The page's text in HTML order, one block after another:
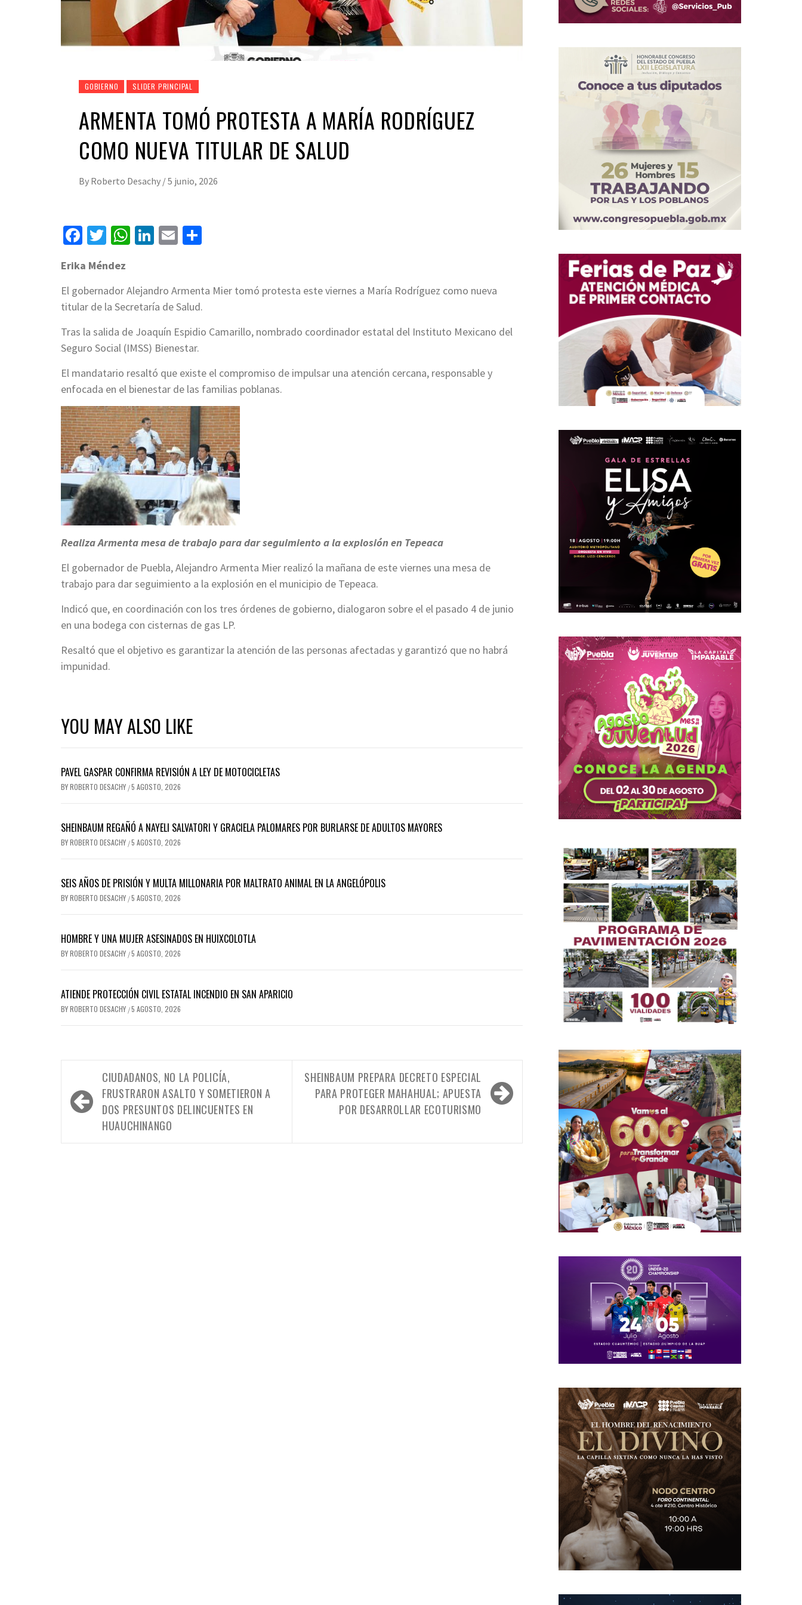
GOBIERNO SLIDER PRINCIPAL
ARMENTA TOMÓ PROTESTA A MARÍA RODRÍGUEZ
COMO NUEVA TITULAR DE SALUD
By Roberto Desachy /5 junio, 2026
Facebook
Twitter
WhatsApp
LinkedIn
Email
Erika Méndez
El gobernador Alejandro Armenta Mier tomó protesta este viernes a María Rodríguez como nueva
titular de la Secretaría de Salud.
Tras la salida de Joaquín Espidio Camarillo, nombrado coordinador estatal del Instituto Mexicano del
Seguro Social (IMSS) Bienestar.
El mandatario resaltó que existe el compromiso de impulsar una atención cercana, responsable y
enfocada en el bienestar de las familias poblanas.
Realiza Armenta mesa de trabajo para dar seguimiento a la explosión en Tepeaca
El gobernador de Puebla, Alejandro Armenta Mier realizó la mañana de este viernes una mesa de
trabajo para dar seguimiento a la explosión en el municipio de Tepeaca.
Indicó que, en coordinación con los tres órdenes de gobierno, dialogaron sobre el el pasado 4 de junio
en una bodega con cisternas de gas LP.
Resaltó que el objetivo es garantizar la atención de las personas afectadas y garantizó que no habrá
impunidad.
YOU MAY ALSO LIKE
PAVEL GASPAR CONFIRMA REVISIÓN A LEY DE MOTOCICLETAS
BYROBERTO DESACHY /5 AGOSTO, 2026
SHEINBAUM REGAÑÓ A NAYELI SALVATORI Y GRACIELA PALOMARES POR BURLARSE DE ADULTOS MAYORES
BYROBERTO DESACHY /5 AGOSTO, 2026
SEIS AÑOS DE PRISIÓN Y MULTA MILLONARIA POR MALTRATO ANIMAL EN LA ANGELÓPOLIS
BYROBERTO DESACHY /5 AGOSTO, 2026
HOMBRE Y UNA MUJER ASESINADOS EN HUIXCOLOTLA
BYROBERTO DESACHY /5 AGOSTO, 2026
ATIENDE PROTECCIÓN CIVIL ESTATAL INCENDIO EN SAN APARICIO
BYROBERTO DESACHY /5 AGOSTO, 2026
Navegación
de
entradas
CIUDADANOS, NO LA POLICÍA,
FRUSTRARON ASALTO Y SOMETIERON A
DOS PRESUNTOS DELINCUENTES EN
HUAUCHINANGO
SHEINBAUM PREPARA DECRETO ESPECIAL
PARA PROTEGER MAHAHUAL; APUESTA
POR DESARROLLAR ECOTURISMO